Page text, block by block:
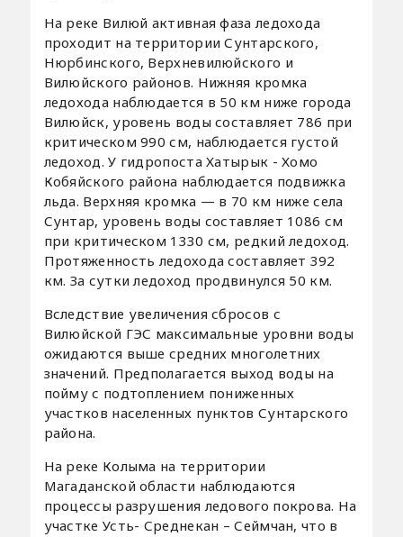
На реке Вилюй активная фаза ледохода
проходит на территории Сунтарского,
Нюрбинского, Верхневилюйского и
Вилюйского районов. Нижняя кромка
ледохода наблюдается в 50 км ниже города
Вилюйск, уровень воды составляет 786 при
критическом 990 см, наблюдается густой
ледоход. У гидропоста Хатырык - Хомо
Кобяйского района наблюдается подвижка
льда. Верхняя кромка — в 70 км ниже села
Сунтар, уровень воды составляет 1086 см
при критическом 1330 см, редкий ледоход.
Протяженность ледохода составляет 392
км. За сутки ледоход продвинулся 50 км.
Вследствие увеличения сбросов с
Вилюйской ГЭС максимальные уровни воды
ожидаются выше средних многолетних
значений. Предполагается выход воды на
пойму с подтоплением пониженных
участков населенных пунктов Сунтарского
района.
На реке Колыма на территории
Магаданской области наблюдаются
процессы разрушения ледового покрова. На
участке Усть- Среднекан – Сеймчан, что в